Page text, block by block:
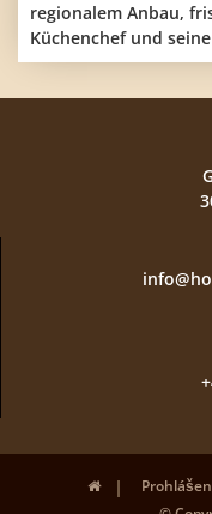
regionalem Anbau,
Küchenchef und